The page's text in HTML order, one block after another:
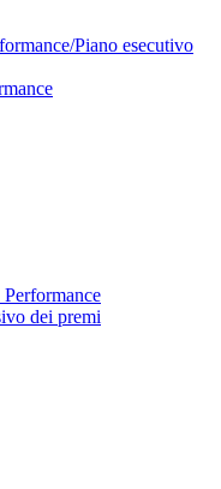
Piano esecutivo
dei premi